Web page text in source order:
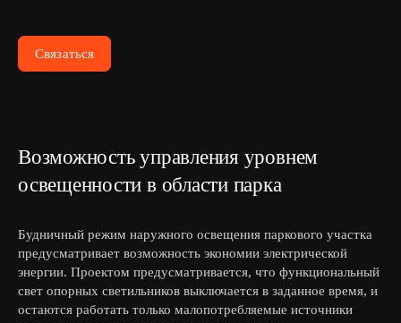
Связаться
Возможность управления уровнем
освещенности в области парка
Будничный режим наружного освещения паркового участка
предусматривает возможность экономии электрической
энергии. Проектом предусматривается, что функциональный
свет опорных светильников выключается в заданное время, и
остаются работать только малопотребляемые источники